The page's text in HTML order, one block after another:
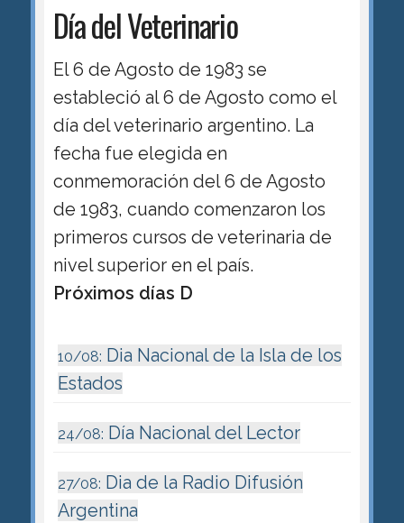
Día del Veterinario
El 6 de Agosto de 1983 se
estableció al 6 de Agosto como el
día del veterinario argentino. La
fecha fue elegida en
conmemoración del 6 de Agosto
de 1983, cuando comenzaron los
primeros cursos de veterinaria de
nivel superior en el país.
Próximos días D
10/08: Dia Nacional de la Isla de los
Estados
24/08: Día Nacional del Lector
27/08: Dia de la Radio Difusión
Argentina